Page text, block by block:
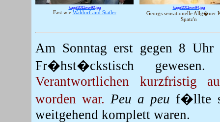
kappl2011ww92.jpg
Fast wie Waldorf and Statler
kappl2011ww94.jpg
Georgs sensationelle Allg�uer
Spatz'n
Am Sonntag erst gegen 8 Uhr
Fr�hst�ckstisch
Verantwortlichen kurzfristig
worden war.Peu a peu f�llte
weitgehend komplett waren.